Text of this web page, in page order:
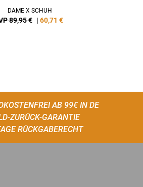
DAME X SCHUH
89,95 € | 60,71 €
AB 99€ IN DE
ZURÜCK-GARANTIE
RÜCKGABERECHT